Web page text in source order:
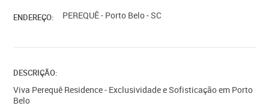
ENDEREÇO: PEREQUÊ - Porto Belo - SC
DESCRIÇÃO:
Viva Perequê Residence - Exclusividade e Sofisticação em Porto
Belo